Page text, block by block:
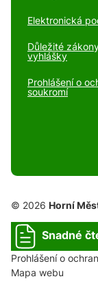
Elektronická
Důležité
vyhlášky
Prohlášení o
soukromí
© 2026 Horní
Snadné
Prohlášení o
Mapa webu